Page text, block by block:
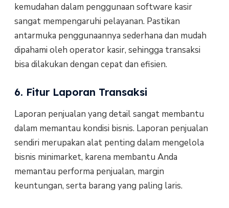
kemudahan dalam penggunaan software kasir
sangat mempengaruhi pelayanan. Pastikan
antarmuka penggunaannya sederhana dan mudah
dipahami oleh operator kasir, sehingga transaksi
bisa dilakukan dengan cepat dan efisien.
6. Fitur Laporan Transaksi
Laporan penjualan yang detail sangat membantu
dalam memantau kondisi bisnis. Laporan penjualan
sendiri merupakan alat penting dalam mengelola
bisnis minimarket, karena membantu Anda
memantau performa penjualan, margin
keuntungan, serta barang yang paling laris.